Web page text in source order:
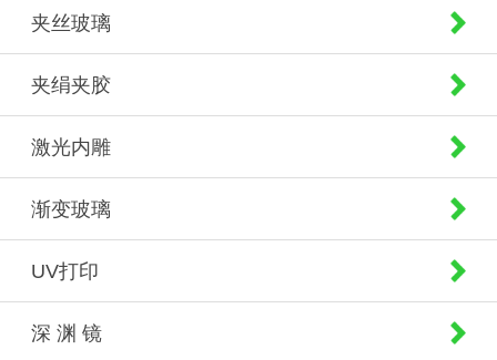
夹丝玻璃
夹绢夹胶
激光内雕
渐变玻璃
UV打印
深 渊 镜